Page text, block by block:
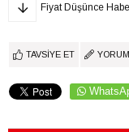
Fiyat Düşünce
TAVSIYE ET